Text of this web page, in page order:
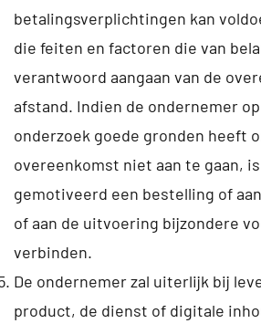
betalingsverplichtingen kan
die feiten en factoren die van
verantwoord aangaan van de
afstand. Indien de ondernemer
onderzoek goede gronden heeft
overeenkomst niet aan te gaan,
gemotiveerd een bestelling of
of aan de uitvoering bijzondere
verbinden.
De ondernemer zal uiterlijk bij
product, de dienst of digitale